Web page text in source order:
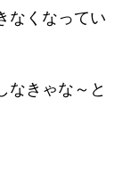
なくなってい
なきゃな～と